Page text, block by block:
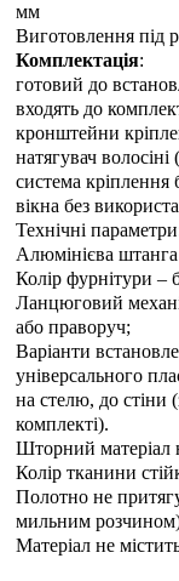
мм
Виготовлення під
Комплектація:
готовий до
входять до
кронштейни
натягувач
система кріплення
вікна без
Технічні
Алюмінієва штанга
Колір фурнітури –
Ланцюговий
або праворуч;
Варіанти
універсального
на стелю, до стіни
комплекті).
Шторний матеріал
Колір тканини
Полотно не
мильним
Матеріал не